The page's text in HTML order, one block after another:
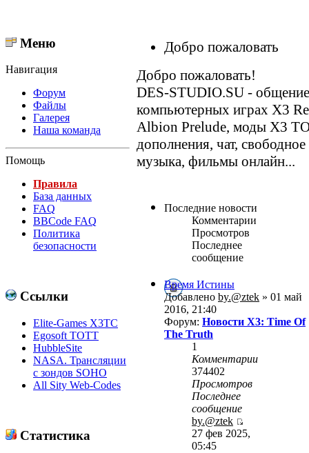
Меню
Навигация
Форум
Файлы
Галерея
Наша команда
Помощь
Правила
База данных
FAQ
BBCode FAQ
Политика
безопасности
Ссылки
Elite-Games X3TC
Egosoft TOTT
HubbleSite
NASA. Трансляции
с зондов SOHO
All Sity Web-Codes
Статистика
Добро пожаловать
Добро пожаловать!
DES-STUDIO.SU - общение
компьютерных играх X3
Albion Prelude, моды X3
дополнения, чат,
музыка, фильмы онлайн...
Последние новости
Комментарии
Просмотров
Последнее
сообщение
Время Истины
Добавлено by.@ztek » 01 май
2016, 21:40
Форум: Новости X3: Time Of
The Truth
1
Комментарии
374402
Просмотров
Последнее
сообщение
by.@ztek
27 фев 2025,
05:45